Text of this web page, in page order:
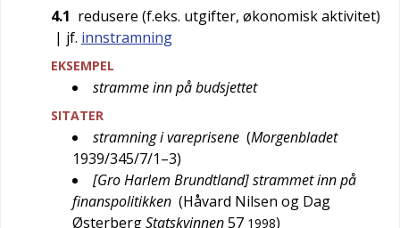
4.1 redusere (f.eks. utgifter, økonomisk aktivitet)
| jf. innstramning
EKSEMPEL
stramme inn på budsjettet
SITATER
stramning i vareprisene (Morgenbladet
1939/345/7/1–3)
[Gro Harlem Brundtland] strammet inn på
finanspolitikken (Håvard Nilsen og Dag
ØsterbergStatskvinnen57 1998)